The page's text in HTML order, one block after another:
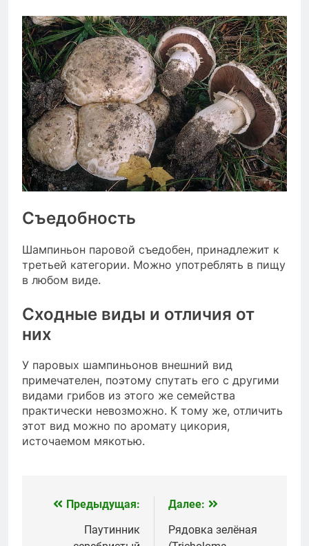
Съедобность
Шампиньон паровой съедобен, принадлежит к
третьей категории. Можно употреблять в пищу
в любом виде.
Сходные виды и отличия от
них
У паровых шампиньонов внешний вид
примечателен, поэтому спутать его с другими
видами грибов из этого же семейства
практически невозможно. К тому же, отличить
этот вид можно по аромату цикория,
источаемом мякотью.
Навигация
Предыдущая:
Паутинник
Далее:
Рядовка зелёная